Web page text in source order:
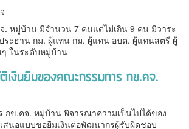
. หมู่บ้าน มีจำนวน 7 คนแต่ไม่เกิน 9 คน มีวาระ
ระธาน กม. ผู้แทน กม. ผู้แทน อบต. ผู้แทนสตรี ผู้
ในระดับหมู่บ้าน
เงินยืมของคณะกรรมการ กข.คจ.
กข.คจ. หมู่บ้าน พิจารณาความเป็นไปได้ของ
สนอแบบขอยืมเงินต่อพัฒนากรผู้รับผิดชอบ